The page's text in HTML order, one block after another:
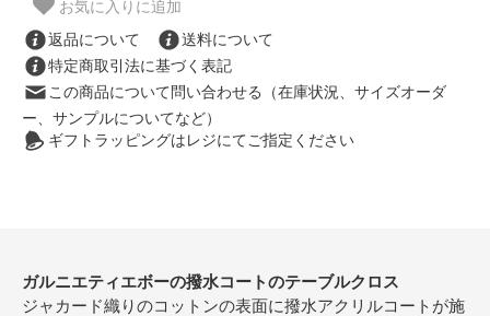
お気に入りに追加
返品について
送料について
特定商取引法に基づく表記
この商品について問い合わせる（在庫状況、サイズオーダ
ー、サンプルについてなど）
ギフトラッピングはレジにてご指定ください
ガルニエティエボーの撥水コートのテーブルクロス
ジャカード織りのコットンの表面に撥水アクリルコートが施